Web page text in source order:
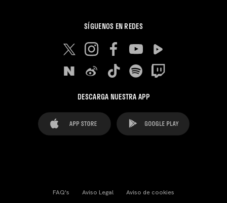
SÍGUENOS EN REDES
DESCARGA NUESTRA APP
FAQ's Aviso Legal Aviso de cookies